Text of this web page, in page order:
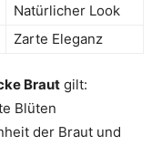
Natürlicher Look
Zarte Eleganz
Braut gilt:
Blüten
der Braut und